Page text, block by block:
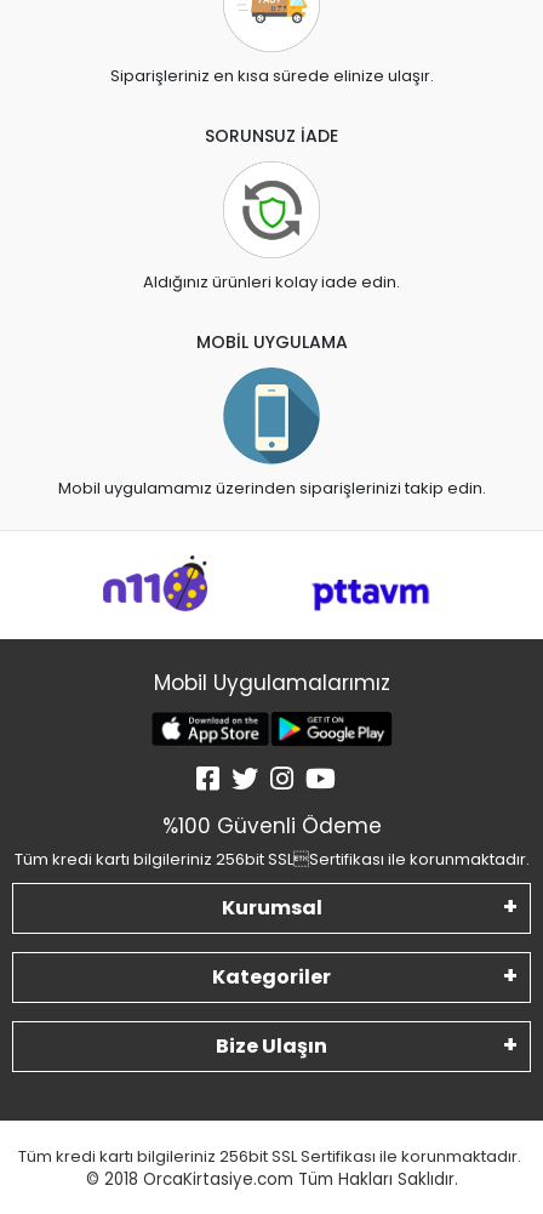
Siparişleriniz en kısa sürede elinize ulaşır.
SORUNSUZ İADE
Aldığınız ürünleri kolay iade edin.
MOBİL UYGULAMA
Mobil uygulamamız üzerinden siparişlerinizi takip edin.
Mobil Uygulamalarımız
%100 Güvenli Ödeme
Tüm kredi kartı bilgileriniz 256bit SSLSertifikası ile korunmaktadır.
Kurumsal
Kategoriler
Bize Ulaşın
Tüm kredi kartı bilgileriniz 256bit SSL Sertifikası ile korunmaktadır.
© 2018 OrcaKirtasiye.com Tüm Hakları Saklıdır.